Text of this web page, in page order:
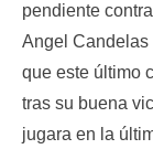
pendiente
Angel Candelas
que este último
tras su buena
jugara en la